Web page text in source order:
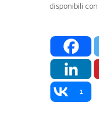
disponibili
1